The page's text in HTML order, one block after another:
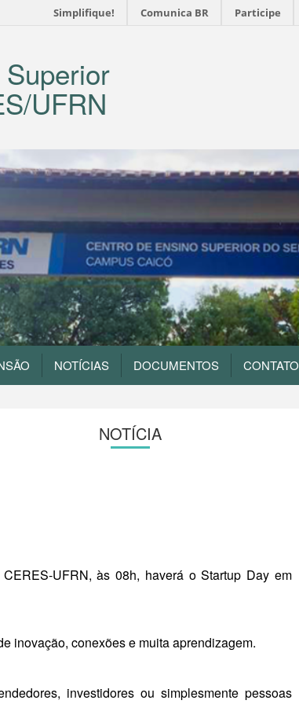
Simplifique! Comunica BR Participe
UFRN
NOTÍCIAS DOCUMENTOS CONTATO
NOTÍCIA
UFRN, às 08h, haverá o Startup Day em
inovação, conexões e muita aprendizagem.
investidores ou simplesmente pessoas